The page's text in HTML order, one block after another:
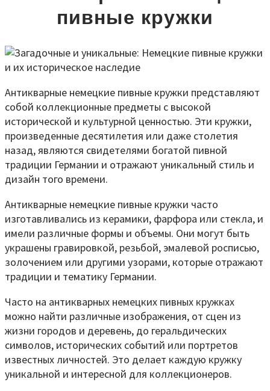
пивные кружки
Антикварные немецкие пивные кружки представляют
собой коллекционные предметы с высокой
исторической и культурной ценностью. Эти кружки,
произведенные десятилетия или даже столетия
назад, являются свидетелями богатой пивной
традиции Германии и отражают уникальный стиль и
дизайн того времени.
Антикварные немецкие пивные кружки часто
изготавливались из керамики, фарфора или стекла, и
имели различные формы и объемы. Они могут быть
украшены гравировкой, резьбой, эмалевой росписью,
золочением или другими узорами, которые отражают
традиции и тематику Германии.
Часто на антикварных немецких пивных кружках
можно найти различные изображения, от сцен из
жизни городов и деревень, до геральдических
символов, исторических событий или портретов
известных личностей. Это делает каждую кружку
уникальной и интересной для коллекционеров.